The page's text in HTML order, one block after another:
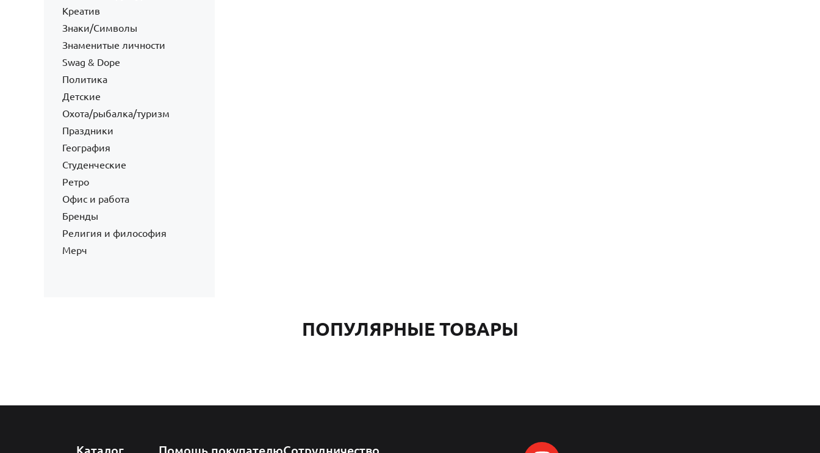
Креатив
Знаки/Символы
Знаменитые личности
Swag & Dope
Политика
Детские
Охота/рыбалка/туризм
Праздники
География
Студенческие
Ретро
Офис и работа
Бренды
Религия и философия
Мерч
ПОПУЛЯРНЫЕ ТОВАРЫ